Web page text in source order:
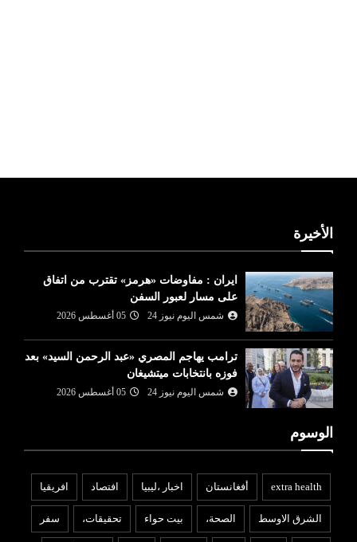
الأخيرة
ايران : مفاوضات «هرمز» تقترب من اتفاق
على مسار لعبور السفن
شمس اليوم نيوز 24 05 أغسطس 2026
ترامب يهاجم المصري «عبد الرحمن السيد» بعد
فوزه بانتخابات ميتشيغان
شمس اليوم نيوز 24 05 أغسطس 2026
الوسوم
extra health أفغانستان اخبار ،ليبيا افتصاد افريقيا
الشرق الاوسط الصحة، بيت حواء تحقيقات، سفر